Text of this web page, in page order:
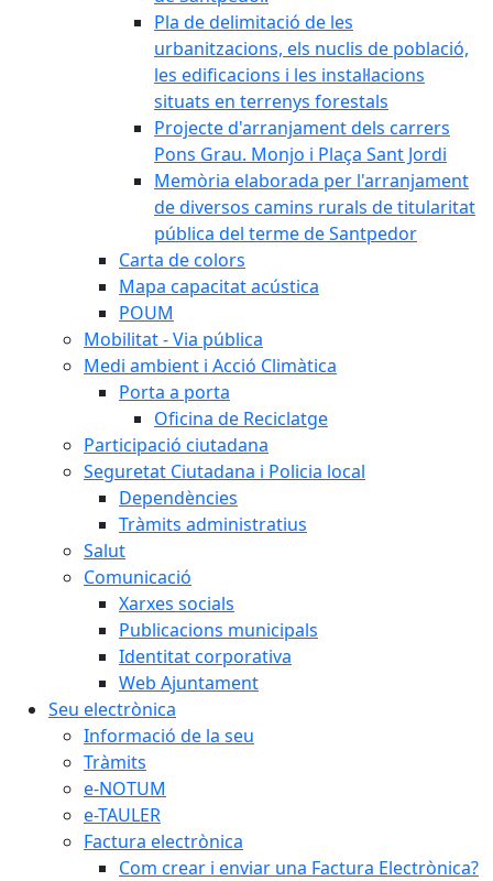
Pla de delimitació de les
urbanitzacions, els nuclis de població,
les edificacions i les instal·lacions
situats en terrenys forestals
Projecte d'arranjament dels carrers
Pons Grau. Monjo i Plaça Sant Jordi
Memòria elaborada per l'arranjament
de diversos camins rurals de titularitat
pública del terme de Santpedor
Carta de colors
Mapa capacitat acústica
POUM
Mobilitat - Via pública
Medi ambient i Acció Climàtica
Porta a porta
Oficina de Reciclatge
Participació ciutadana
Seguretat Ciutadana i Policia local
Dependències
Tràmits administratius
Salut
Comunicació
Xarxes socials
Publicacions municipals
Identitat corporativa
Web Ajuntament
Seu electrònica
Informació de la seu
Tràmits
e-NOTUM
e-TAULER
Factura electrònica
Com crear i enviar una Factura Electrònica?